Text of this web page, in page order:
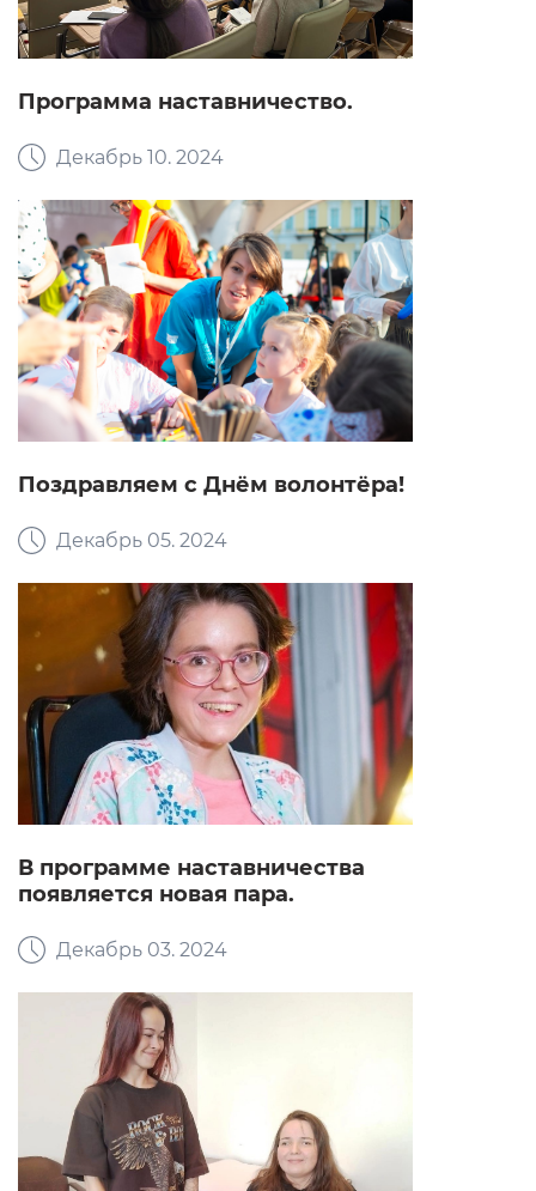
Программа наставничество.
Декабрь 10. 2024
Поздравляем с Днём волонтёра!
Декабрь 05. 2024
В программе наставничества
появляется новая пара.
Декабрь 03. 2024